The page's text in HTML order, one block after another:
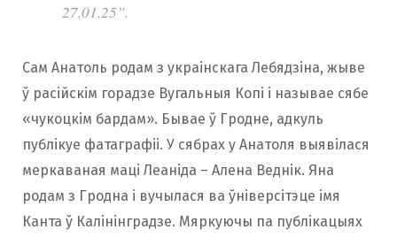
27.01.25”.
Сам Анатоль родам з украінскага Лебядзіна, жыве
ў расійскім горадзе Вугальныя Копі і называе сябе
«чукоцкім бардам». Бывае ў Гродне, адкуль
публікуе фатаграфіі. У сябрах у Анатоля выявілася
меркаваная маці Леаніда – Алена Веднік. Яна
родам з Гродна і вучылася ва ўніверсітэце імя
Канта ў Калінінградзе. Мяркуючы па публікацыях